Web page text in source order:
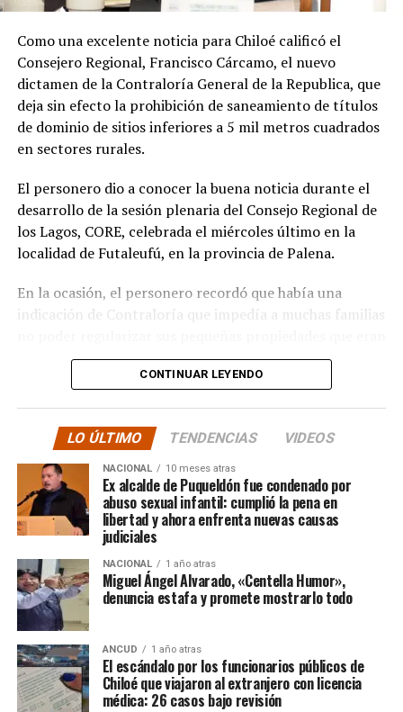
Soto Díaz también destacó su continuo apoyo a la
comunidad:«En paralelo, he estado acompañando a
la comunidad en lo que fue su presentación al
concejo municipal, donde ya evaluamos aportar a
este sueño con la futura compra de un terreno que
permita el crecimiento de la escuela y así poder
albergar la enseñanza media que todos anhelamos.»
«Es un orgullo aportar al sueño educativo de esta
comunidad. Desde su equipo profesional han hecho
invaluables aportes a nuestra identidad. Son un
grupo fantástico, con grandes liderazgos que hoy son
nuestro país,»concluyó.
expansión de la educación en la península de Rilán,
atendiendo a las necesidades y aspiraciones de la
Como una excelente noticia para Chiloé calificó el
Consejero Regional, Francisco Cárcamo, el nuevo
dictamen de la Contraloría General de la Republica, que
deja sin efecto la prohibición de saneamiento de títulos
de dominio de sitios inferiores a 5 mil metros cuadrados
en sectores rurales.
El personero dio a conocer la buena noticia durante el
desarrollo de la sesión plenaria del Consejo Regional de
los Lagos, CORE, celebrada el miércoles último en la
localidad de Futaleufú, en la provincia de Palena.
En la ocasión, el personero recordó que había una
indicación de Contraloría que impedía a muchas familias
inferiores a 5 mil metros cuadrados, pero fue el mismo
organismo contralor que dispuso de otro dictamen la
anterior.
“En su minuto, lamentablemente hubo un dictamen
de Contraloría que prohibía los saneamientos de
sitios, sobre la Ley 2.695, y eso lo consideramos una
medida injusta por un caso particular que ocurrió en
Santiago y que estaba afectando a la gente de
nuestra provincia. Afortunadamente un nuevo
dictamen de Contraloría General de la República
deja sin efecto esa resolución y va a permitir
nuevamente que todas las carpetas de saneamiento
de títulos de dominios sobre la propiedad particular,
vuelvan a seguir su tramitación y puedan obtener su
título de dominio”,expresó el Consejero Cárcamo.
CONTINUAR LEYENDO
LO ÚLTIMO TENDENCIAS VIDEOS
NACIONAL 10 meses atras
Ex alcalde de Puqueldón fue condenado por
abuso sexual infantil: cumplió la pena en
libertad y ahora enfrenta nuevas causas
judiciales
NACIONAL 1 año atras
Miguel Ángel Alvarado, «Centella Humor»,
denuncia estafa y promete mostrarlo todo
ANCUD 1 año atras
El escándalo por los funcionarios públicos de
Chiloé que viajaron al extranjero con licencia
médica: 26 casos bajo revisión